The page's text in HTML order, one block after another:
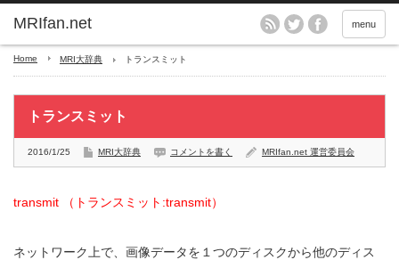
MRIfan.net menu
Home MRI大辞典 トランスミット
トランスミット
2016/1/25 MRI大辞典 コメントを書く MRIfan.net 運営委員会
transmit （トランスミット:transmit）
ネットワーク上で、画像データを１つのディスクから他のディス